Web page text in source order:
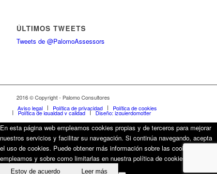
ÚLTIMOS TWEETS
Tweets de @PalomoAssessors
2016 © Copyright - Palomo Consultores
Aviso legal
Política de privacidad Política de cookies
Política de igualdad y calidad Diseño: izquierdomotter
En esta página web empleamos cookies propias y de terceros para mejorar
nuestros servicios y facilitar su navegación. Si continúa navegando, acepta
el uso de cookies. Puede obtener más información sobre las cookies que
empleamos y sobre como limitarlas en nuestra política de cookies.
Estoy de acuerdo Leer más